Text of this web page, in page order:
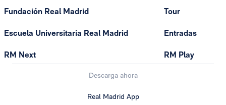
Fundación Real Madrid
Escuela Universitaria Real Madrid
RM Next
Tour
Entradas
RM Play
Descarga ahora
Real Madrid App